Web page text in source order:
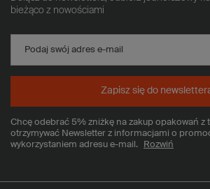
bieżąco z nowościami
Podaj swój adres e-mail
Chcę odebrać 5% zniżkę na zakup opakowań z
otrzymywać Newsletter z informacjami o
wykorzystaniem adresu e-mail.
Rozwiń
Zapisz się do